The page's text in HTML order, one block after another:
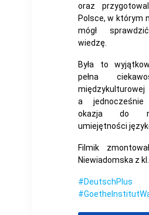
oraz
Polsce, w którym
mógł
wiedzę.
Była to
pełna
międzykulturowej
a jednocześnie
okazja do
umiejętności
Filmik
Niewiadomska z
#DeutschPlus